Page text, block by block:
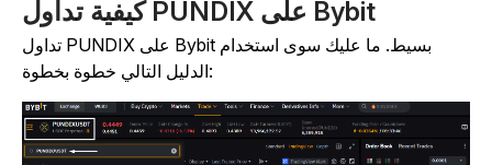
كيفية تداول PUNDIX على Bybit
تداول PUNDIX على Bybit بسيط. ما عليك سوى استخدام